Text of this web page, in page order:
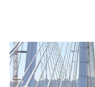
محور روض الفرج